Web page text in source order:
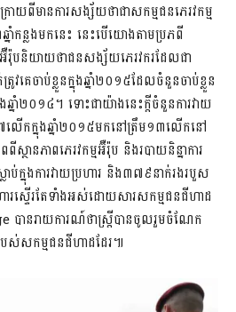
រោយពីមានការសង្ស័យថាជាសកម្មជនភេរវកម្ម
កន្លងមកនេះ នេះបើយោងតាមប្រភពី
និយាយថាជនសង្ស័យភេរវករដែលជា
គេចាប់ខ្លួនក្នុងឆ្នាំ២០១៥ដែលចំនួនចាប់ខ្លួន
ាំ២០១៤។ ទោះជាយ៉ាងនេះក្តីចំនួនការវាយ
៧លើកក្នុងឆ្នាំ២០១៥មកនៅត្រឹម១៣លើកនៅ
ថានភាពភេរវកម្មអ៊ឺរ៉ុប និងរបាយនិន្នាការ
ប់ក្នុងការវាយប្រហារ និង៣៧៩នាក់រងរបួស
រស្ទើរតែទាំងអស់ដោយសារសកម្មជនជីហាដ
បានរាយការណ៍ថាស្រ្តីបានចូលរួមចំណែក
របស់សកម្មជនជីហាដដែរ៕